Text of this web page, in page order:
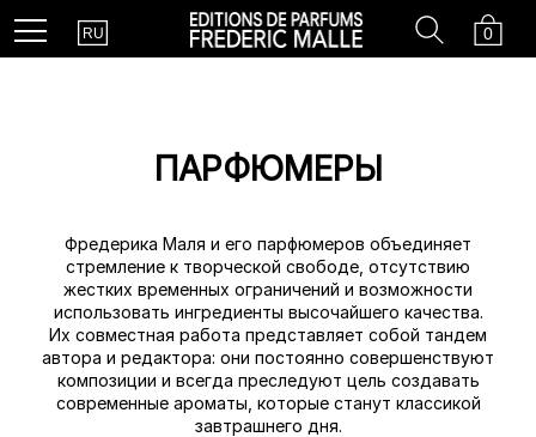
Menu Country
RU Cart
0
Search
ПАРФЮМЕРЫ
Фредерика Маля и его парфюмеров объединяет
стремление к творческой свободе, отсутствию
жестких временных ограничений и возможности
использовать ингредиенты высочайшего качества.
Их совместная работа представляет собой тандем
автора и редактора: они постоянно совершенствуют
композиции и всегда преследуют цель создавать
современные ароматы, которые станут классикой
завтрашнего дня.